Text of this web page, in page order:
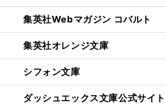
集英社Webマガジン コバルト
集英社オレンジ文庫
シフォン文庫
ダッシュエックス文庫公式サイト